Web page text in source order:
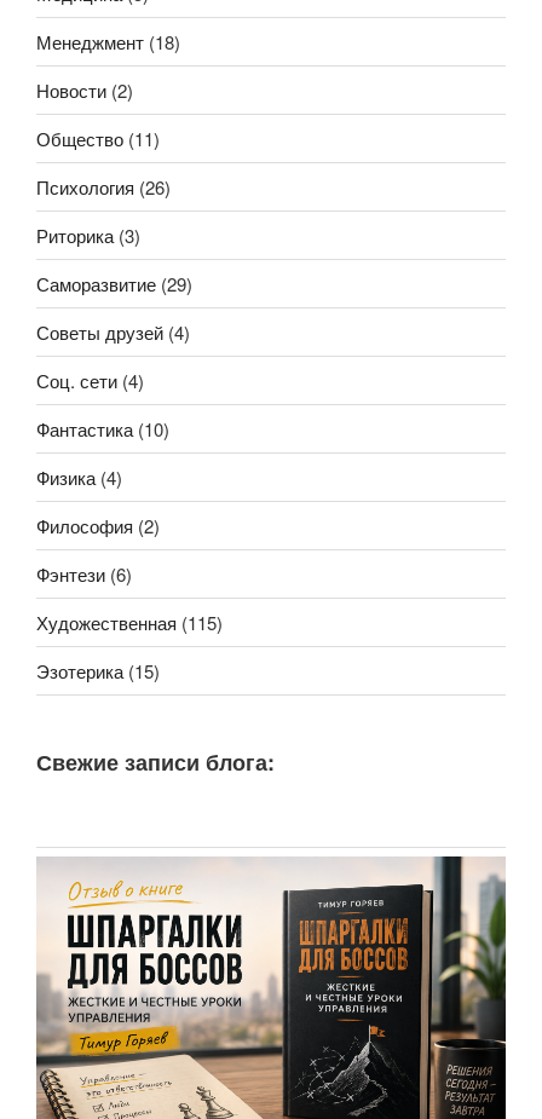
Менеджмент (18)
Новости (2)
Общество (11)
Психология (26)
Риторика (3)
Саморазвитие (29)
Советы друзей (4)
Соц. сети (4)
Фантастика (10)
Физика (4)
Философия (2)
Фэнтези (6)
Художественная (115)
Эзотерика (15)
Свежие записи блога: